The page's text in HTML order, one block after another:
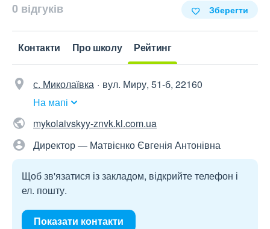
0 відгуків Зберегти
Контакти Про школу Рейтинг
с. Миколаївка
вул. Миру, 51-б, 22160
На мапі
mykolaivskyy-znvk.kl.com.ua
Директор — Матвієнко Євгенія Антонівна
Щоб зв'язатися із закладом, відкрийте телефон і
ел. пошту.
Показати контакти